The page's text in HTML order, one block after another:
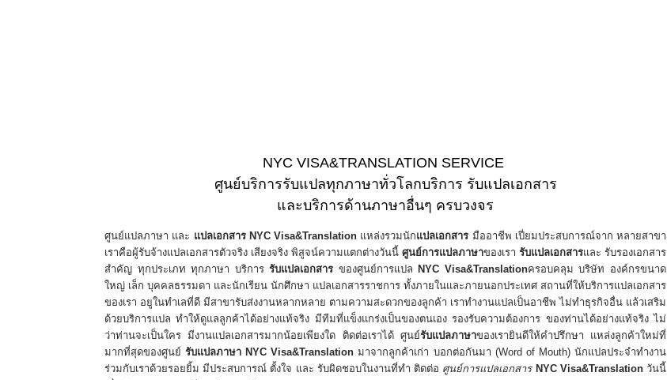
NYC VISA&TRANSLATION SERVICE
ศูนย์บริการรับแปลทุกภาษาทั่วโลกบริการ รับแปลเอกสาร
​และบริการด้านภาษาอื่นๆ ครบวงจร​
ศูนย์แปลภาษา และ แปลเอกสาร NYC Visa&Translation แหล่งรวมนักแปลเอกสาร มืออาชีพ เปี่ยมประสบการณ์จาก หลายสาขา
เราคือผู้รับจ้างแปลเอกสารตัวจริง เสียงจริง พิสูจน์ความแตกต่างวันนี้ ศูนย์การแปลภาษาของเรา รับแปลเอกสารและ รับรองเอกสาร
สำคัญ ทุกประเภท ทุกภาษา บริการรับแปลเอกสาร ของศูนย์การแปล NYC Visa&Translationครอบคลุม บริษัท องค์กรขนาด
ใหญ่ เล็ก บุคคลธรรมดา และนักเรียน นักศึกษา แปลเอกสารราชการ ทั้งภายในและภายนอกประเทศ สถานที่ให้บริการแปลเอกสาร
ของเรา อยูในทำเลที่ดี มีสาขารับส่งงานหลากหลาย ตามความสะดวกของลูกค้า เราทำงานแปลเป็นอาชีพ ไม่ทำธุรกิจอื่น แล้วเสริม
ด้วยบริการแปล ทำให้ดูแลลูกค้าได้อย่างแท้จริง มีทีมที่แข็งแกร่งเป็นของตนเอง รองรับความต้องการ ของท่านได้อย่างแท้จริง ไม่
ว่าท่านจะเป็นใคร มีงานแปลเอกสารมากน้อยเพียงใด ติดต่อเราได้ ศูนย์รับแปลภาษาของเรายินดีให้คำปรึกษา แหล่งลูกค้าใหม่ที่
มากที่สุดของศูนย์รับแปลภาษา NYC Visa&Translation มาจากลูกค้าเก่า บอกต่อกันมา (Word of Mouth) นักแปลประจำทำงาน
ร่วมกับเราด้วยรอยยิ้ม มีประสบการณ์ ตั้งใจ และ รับผิดชอบในงานที่ทำ ติดต่อ ศูนย์การแปลเอกสาร NYC Visa&Translationวันนี้